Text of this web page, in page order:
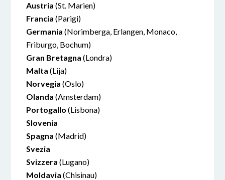
Austria (St. Marien)
Francia (Parigi)
Germania (Norimberga, Erlangen, Monaco,
Friburgo, Bochum)
Gran Bretagna (Londra)
Malta (Lija)
Norvegia(Oslo)
Olanda(Amsterdam)
Portogallo (Lisbona)
Slovenia
Spagna (Madrid)
Svezia
Svizzera (Lugano)
Moldavia (Chisinau)